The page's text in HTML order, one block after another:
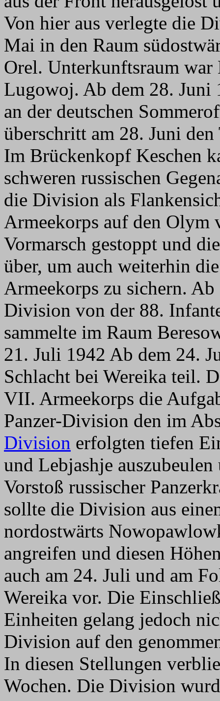
Von hier aus verlegte die
Mai in den Raum
Orel. Unterkunftsraum
Lugowoj. Ab dem 28.
an der deutschen
überschritt am 28. Juni
Im Brückenkopf Keschen
schweren russischen
die Division als
Armeekorps auf den Olym
Vormarsch gestoppt und
über, um auch weiterhin
Armeekorps zu sichern.
Division von der 88.
sammelte im Raum
21. Juli 1942 Ab dem 24.
Schlacht bei Wereika teil.
VII. Armeekorps die
Panzer-Division den im
Division erfolgten tiefen
und Lebjashje
Vorstoß russischer
sollte die Division aus
nordostwärts
angreifen und diesen
auch am 24. Juli und am
Wereika vor. Die
Einheiten gelang jedoch
Division auf den
In diesen Stellungen
Wochen. Die Division